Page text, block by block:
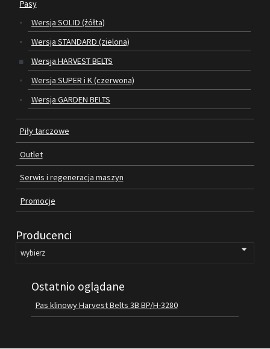
SILNIKI ELEKTRYCZNE
PIŁY TARCZOWE
OUTLET
SERWIS I REGENERACJA MASZYN
PROMOCJE
REGULAMIN
KATALOGI
OBRABIARKI DO DREWNA
SILNIKI ELEKTRYCZNE
KONTAKT
Pasy
Wersja SOLID (żółta)
Wersja STANDARD (zielona)
Wersja HARVEST BELTS
Wersja SUPER i K (czerwona)
Wersja GARDEN BELTS
Piły tarczowe
Outlet
Serwis i regeneracja maszyn
Promocje
Producenci
Ostatnio oglądane
Pas klinowy Harvest Belts 3B BP/H-3280